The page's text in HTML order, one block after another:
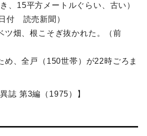
、15平方メートルぐらい、古い）
付 読売新聞）
ツ畑、根こそぎ抜かれた。（前
め、全戸（150世帯）が22時ごろま
誌 第3編（1975）】